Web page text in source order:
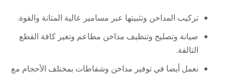
تركيب المداخن وتثبيتها عبر مسامير عالية المتانة والقوة.
صيانة وتصليح وتنظيف مداخن مطاعم وتغير كافة القطع
التالفة.
نعمل أيضا في توفير مداخن وشفاطات بمختلف الأحجام مع